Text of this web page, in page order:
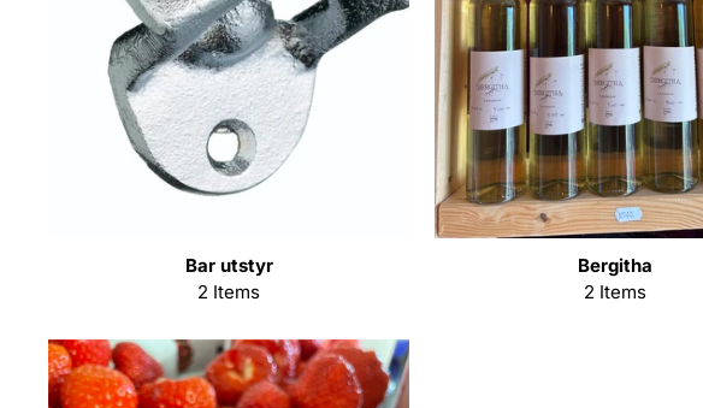
Bar utstyr
2 Items
Bergitha
2 Items